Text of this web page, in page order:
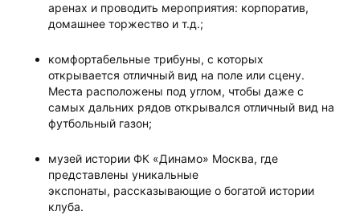
аренах и проводить мероприятия: корпоратив,
домашнее торжество и т.д.;
комфортабельные трибуны, с которых
открывается отличный вид на поле или сцену.
Места расположены под углом, чтобы даже с
самых дальних рядов открывался отличный вид на
футбольный газон;
музей истории ФК «Динамо» Москва, где
представлены уникальные
экспонаты, рассказывающие о богатой истории
клуба.